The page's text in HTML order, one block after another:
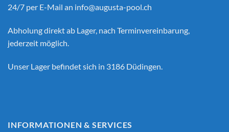
24/7 per E-Mail an info@augusta-pool.ch
Abholung direkt ab Lager, nach Terminvereinbarung,
jederzeit möglich.
Unser Lager befindet sich in 3186 Düdingen.
INFORMATIONEN & SERVICES